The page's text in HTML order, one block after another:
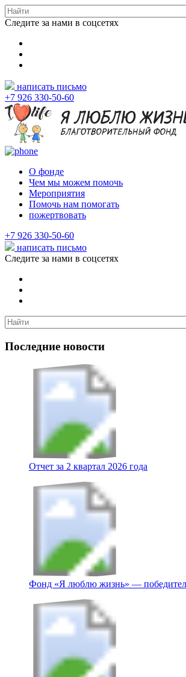
Следите за нами в соцсетях
написать письмо
+7 926 330-50-60
О фонде
Чем мы можем помочь
Мероприятия
Помочь нам помогать
пожертвовать
+7 926 330-50-60
написать письмо
Следите за нами в соцсетях
Последние новости
Отчет за 2 квартал 2026 года
Фонд «Я люблю жизнь» —